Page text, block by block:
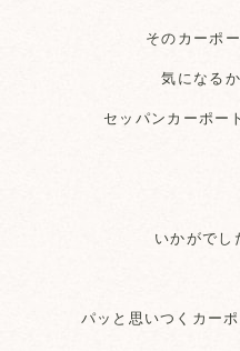
そのカーポ
気になる
セッパンカーポート
いかがでし
パッと思いつくカーポ